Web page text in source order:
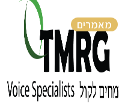
מאמרים